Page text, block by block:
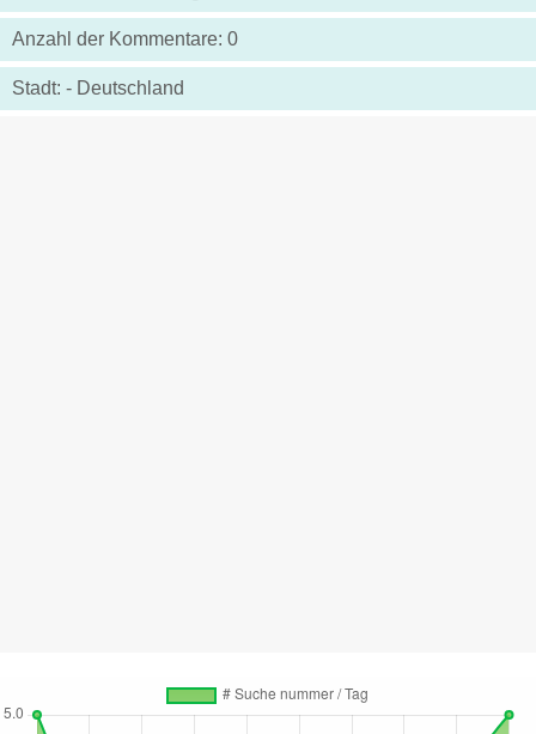
Anzahl der Kommentare: 0
Stadt: - Deutschland